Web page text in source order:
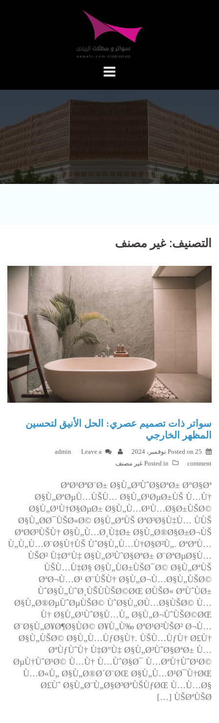
التصنيف: غير مصنف
سواتر ذات تصميم عصري: الحل الأنيق لتحسين
المظهر الخارجي
Posted on 25 نوفمبر، 2024 admin
Leave a
comment
Posted in غير مصنف
ØªØ¹ØªØ¨Ø± Ø§Ù„Ø³ÙˆØ§ØªØ± Ø°Ø§Øª
Ø§Ù„ØªØµÙ…ÙŠÙ… Ø§Ù„Ø¹ØµØ±ÙŠ Ù…Ù†
Ø§Ù„Ø¹Ù†Ø§ØµØ± Ø§Ù„Ù…Ø¹Ù…Ø§Ø±ÙŠØ©
Ø§Ù„Ø­Ø¯ÙŠØ«Ø© Ø§Ù„ØªÙŠ ØªØ³Ø§Ù‡Ù… ÙÙŠ
ØªØ­Ø³ÙŠÙ† Ø§Ù„Ù…Ø¸Ù‡Ø± Ø§Ù„Ø®Ø§Ø±Ø¬ÙŠ
Ù„Ù„Ù…Ø¨Ø§Ù†ÙŠ ÙˆØ§Ù„Ù…Ù†Ø§Ø²Ù„. ØªØªÙ…
ÙŠØ² Ù‡Ø°Ù‡ Ø§Ù„Ø³ÙˆØ§ØªØ± Ø¨ØªØµØ§Ù…
ÙŠÙ…Ù‡Ø§ Ø§Ù„ÙØ±ÙŠØ¯Ø© Ø§Ù„ØªÙŠ
ØªØ¬Ù…Ø¹ Ø¨ÙŠÙ† Ø§Ù„Ø¬Ù…Ø§Ù„ÙŠØ©
ÙˆØ§Ù„ÙˆØ¸ÙŠÙÙŠØ©ØŒ Ø­ÙŠØ« ØªÙˆÙØ±
Ø§Ù„Ø®ØµÙˆØµÙŠØ© ÙˆØ§Ù„Ø­Ù…Ø§ÙŠØ© Ù…
Ù† Ø§Ù„Ø¹ÙˆØ§Ù…Ù„ Ø§Ù„Ø¬ÙˆÙŠØ©ØŒ
Ø¨Ø§Ù„Ø¥Ø¶Ø§ÙØ© Ø¥Ù„Ù‰ ØªØ¹Ø²ÙŠØ² Ø¬Ù…
Ø§Ù„ÙŠØ© Ø§Ù„Ù…ÙƒØ§Ù†. ÙŠÙ…ÙƒÙ† Ø£Ù†
ØªÙƒÙˆÙ† Ù‡Ø°Ù‡ Ø§Ù„Ø³ÙˆØ§ØªØ± Ù…
ØµÙ†ÙˆØ¹Ø© Ù…Ù† Ù…ÙˆØ§Ø¯ Ù…ØªÙ†ÙˆØ¹Ø©
Ù…Ø«Ù„ Ø§Ù„Ø®Ø´Ø¨ØŒ Ø§Ù„Ù…Ø¹Ø¯Ù†ØŒ
Ø£Ùˆ Ø§Ù„Ø¨Ù„Ø§Ø³ØªÙŠÙƒØŒ Ù…Ù…Ø§
ÙŠØªÙŠØ­ […]